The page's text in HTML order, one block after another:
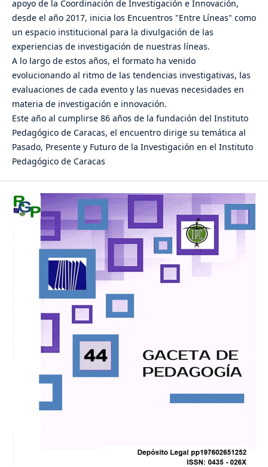
apoyo de la Coordinación de Investigación e Innovación,
desde el año 2017, inicia los Encuentros "Entre Líneas" como
un espacio institucional para la divulgación de las
experiencias de investigación de nuestras líneas.
A lo largo de estos años, el formato ha venido
evolucionando al ritmo de las tendencias investigativas, las
evaluaciones de cada evento y las nuevas necesidades en
materia de investigación e innovación.
Este año al cumplirse 86 años de la fundación del Instituto
Pedagógico de Caracas, el encuentro dirige su temática al
Pasado, Presente y Futuro de la Investigación en el Instituto
Pedagógico de Caracas